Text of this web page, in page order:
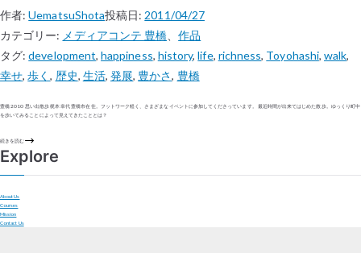
作者:UematsuShota投稿日: 2011/04/27
カテゴリー: メディアコンテ 豊橋 、作品
タグ:development,happiness, history,life, richness, Toyohashi, walk,
幸せ,歩く, 歴史, 生活, 発展, 豊かさ, 豊橋
豊橋 2010 思い出散歩 梶本 幸代 豊橋市在住。フットワーク軽く、さまざまなイベントに参加してくださっています。 最近時間が出来てはじめた散歩。ゆっくり町中
を歩いてみることによって見えてきたこととは？
続きを読む
Explore
About Us
Courses
Mission
Contact Us